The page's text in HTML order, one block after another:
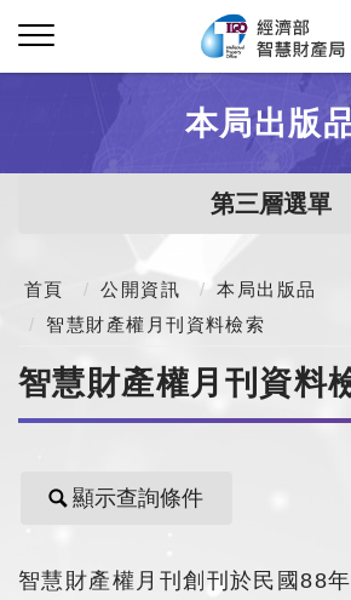
本局出版
第三層選單
首頁 公開資訊
本局出版品
智慧財產權月刊資料檢索
智慧財產權月刊資料
顯示查詢條件
智慧財產權月刊創刊於民國88